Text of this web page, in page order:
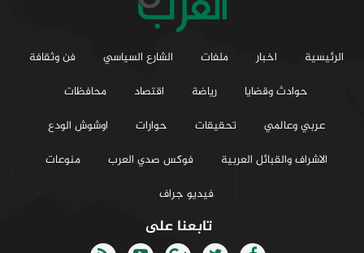
الرئيسية اخبار ملفات الشارع السياسي
فن وثقافة
حوادث وقضايا
رياضة اقتصاد
محافظات
عربي وعالمي
تحقيقات حوارات
اوشوش الودع
الاشراف والقبائل العربية
فوكس صدي العرب
منوعات
فيديو جراف
تابعنا على